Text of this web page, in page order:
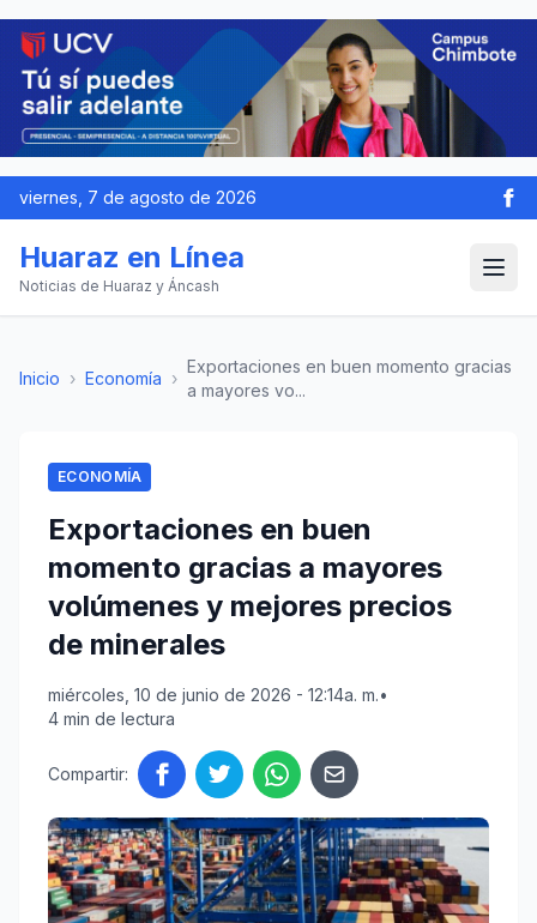
viernes, 7 de agosto de 2026
Huaraz en Línea
Noticias de Huaraz y Áncash
Inicio › Economía ›
Exportaciones en buen momento gracias
a mayores vo...
ECONOMÍA
Exportaciones en buen
momento gracias a mayores
volúmenes y mejores precios
de minerales
miércoles, 10 de junio de 2026 - 12:14a. m.•
4 min de lectura
Compartir: